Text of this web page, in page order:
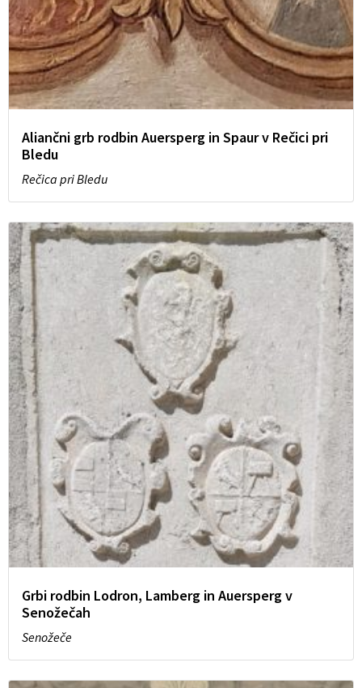
Aliančni grb rodbin Auersperg in Spaur v Rečici pri
Bledu
Rečica pri Bledu
Grbi rodbin Lodron, Lamberg in Auersperg v
Senožečah
Senožeče